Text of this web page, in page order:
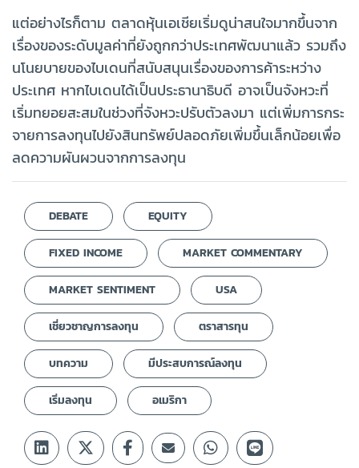
แต่อย่างไรก็ตาม ตลาดหุ้นเอเชียเริ่มดูน่าสนใจมากขึ้นจาก
เรื่องของระดับมูลค่าที่ยังถูกกว่าประเทศพัฒนาแล้ว รวมถึง
นโนยบายของไบเดนที่สนับสนุนเรื่องของการค้าระหว่าง
ประเทศ หากไบเดนได้เป็นประธานาธิบดี อาจเป็นจังหวะที่
เริ่มทยอยสะสมในช่วงที่จังหวะปรับตัวลงมา แต่เพิ่มการกระ
จายการลงทุนไปยังสินทรัพย์ปลอดภัยเพิ่มขึ้นเล็กน้อยเพื่อ
ลดความผันผวนจากการลงทุน
DEBATE EQUITY
FIXED INCOME MARKET COMMENTARY
MARKET SENTIMENT USA
เชี่ยวชาญการลงทุน ตราสารทุน
บทความ มีประสบการณ์ลงทุน
เริ่มลงทุน อเมริกา